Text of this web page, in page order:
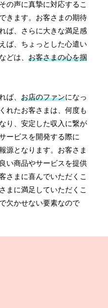
の声に真摯に対応するこ
きます。お客さまの期待
ば、さらに大きな満足感
ば、ちょっとした心遣い
どは、お客さまの心を掴
ば、お店のファンになっ
れたお客さまは、何度も
り、安定した収入に繋が
ービスを開発する際に
源となります。お客さま
い商品やサービスを提供
さまに喜んでいただくこ
まに満足していただくこ
欠かせない要素なので